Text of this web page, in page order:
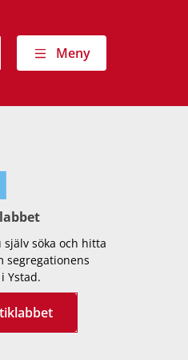
Meny
söka och hitta
segregationens
Ystad.